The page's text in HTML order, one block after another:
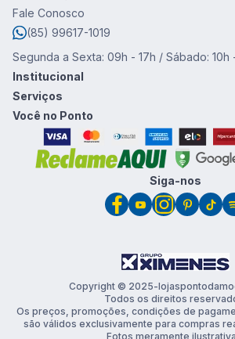
Fale Conosco
(85) 99617-1019
Segunda a Sexta: 09h - 17h / Sábado: 10h
Institucional
Sobre o Ponto da Moda
Trabalhe conosco
Trocas e devoluções
Promoções & Cupons
Serviços
Retirada em Loja
Você no Ponto
Cartão Ponto da Moda
Clube de vantagens
Siga-nos
Copyright © 2025-
Todos os direitos
Os preços, promoções, condições de
são válidos exclusivamente para compras
Fotos meramente